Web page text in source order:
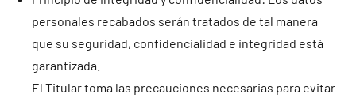
personales recabados serán tratados de tal manera
que su seguridad, confidencialidad e integridad está
garantizada.
El Titular toma las precauciones necesarias para evitar